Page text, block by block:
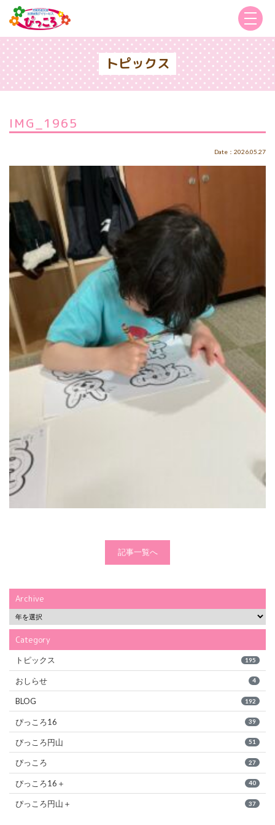
トピックス
IMG_1965
Date：2026.05.27
記事一覧へ
Archive
Category
トピックス 195
おしらせ 4
BLOG 192
ぴっころ16 39
ぴっころ円山 51
ぴっころ 27
ぴっころ16＋ 40
ぴっころ円山＋ 37